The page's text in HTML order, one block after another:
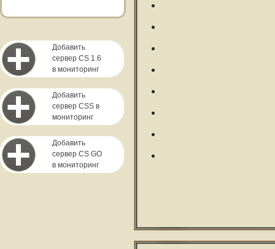
Добавить
сервер CS 1.6
в мониторинг
Добавить
сервер CSS в
мониторинг
Добавить
сервер CS GO
в мониторинг